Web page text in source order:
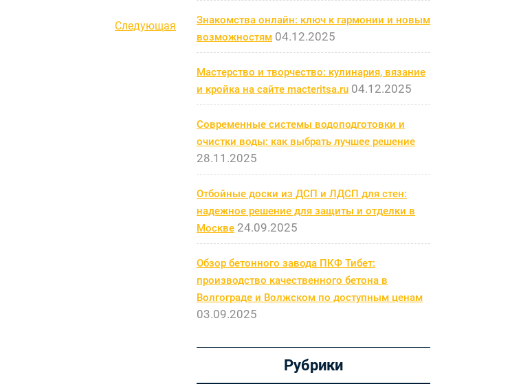
Следующая
Следующая
Знакомства онлайн: ключ к гармонии и новым
возможностям 04.12.2025
Мастерство и творчество: кулинария, вязание
и кройка на сайте macteritsa.ru 04.12.2025
Современные системы водоподготовки и
очистки воды: как выбрать лучшее решение
28.11.2025
Отбойные доски из ДСП и ЛДСП для стен:
надежное решение для защиты и отделки в
Москве 24.09.2025
Обзор бетонного завода ПКФ Тибет:
производство качественного бетона в
Волгограде и Волжском по доступным ценам
03.09.2025
Рубрики